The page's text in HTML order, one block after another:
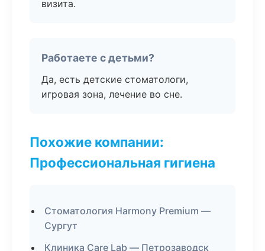
визита.
Работаете с детьми?
Да, есть детские стоматологи,
игровая зона, лечение во сне.
Похожие компании:
Профессиональная гигиена
Стоматология Harmony Premium —
Сургут
Клиника Care Lab — Петрозаводск